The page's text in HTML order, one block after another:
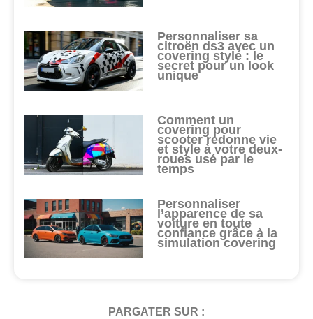
Personnaliser sa
citroën ds3 avec un
covering stylé : le
secret pour un look
unique
Comment un
covering pour
scooter redonne vie
et style à votre deux-
roues usé par le
temps
Personnaliser
l’apparence de sa
voiture en toute
confiance grâce à la
simulation covering
PARGATER SUR :